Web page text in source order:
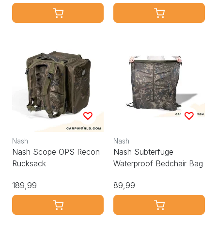
Nash
Nash Scope OPS Recon
Rucksack
189,99
Nash
Nash Subterfuge
Waterproof Bedchair Bag
89,99